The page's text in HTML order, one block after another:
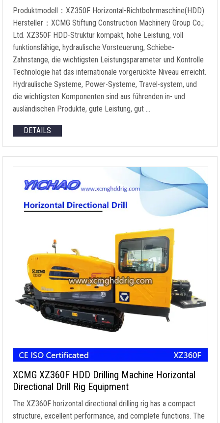
Produktmodell：XZ350F Horizontal-Richtbohrmaschine(HDD)
Hersteller：XCMG Stiftung Construction Machinery Group Co.;
Ltd. XZ350F HDD-Struktur kompakt, hohe Leistung, voll
funktionsfähige, hydraulische Vorsteuerung, Schiebe-
Zahnstange, die wichtigsten Leistungsparameter und Kontrolle
Technologie hat das internationale vorgerückte Niveau erreicht.
Hydraulische Systeme, Power-Systeme, Travel-system, und
die wichtigsten Komponenten sind aus führenden in- und
ausländischen Produkte, gute Leistung, gut …
DETAILS
XCMG XZ360F HDD Drilling Machine Horizontal
Directional Drill Rig Equipment
The XZ360F horizontal directional drilling rig has a compact
structure, excellent performance, and complete functions. The